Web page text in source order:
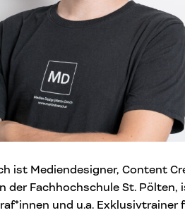
ist Mediendesigner, Content
der Fachhochschule St. Pölten,
und u.a. Exklusivtrainer